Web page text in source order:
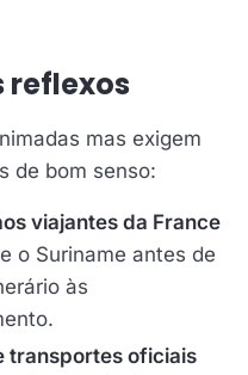
reflexos
mas exigem
de bom senso:
viajantes da France
o Suriname antes de
às
transportes oficiais